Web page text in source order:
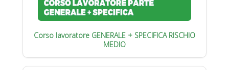
Corso lavoratore GENERALE + SPECIFICA RISCHIO
MEDIO